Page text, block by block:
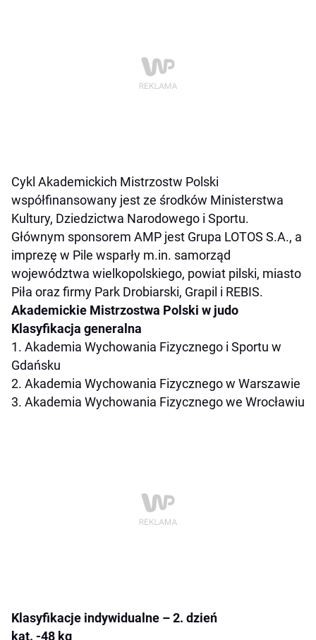
Cykl Akademickich Mistrzostw Polski
współfinansowany jest ze środków Ministerstwa
Kultury, Dziedzictwa Narodowego i Sportu.
Głównym sponsorem AMP jest Grupa LOTOS S.A., a
imprezę w Pile wsparły m.in. samorząd
województwa wielkopolskiego, powiat pilski, miasto
Piła oraz firmy Park Drobiarski, Grapil i REBIS.
Akademickie Mistrzostwa Polski w judo
Klasyfikacja generalna
1. Akademia Wychowania Fizycznego i Sportu w
Gdańsku
2. Akademia Wychowania Fizycznego w Warszawie
3. Akademia Wychowania Fizycznego we Wrocławiu
Klasyfikacje indywidualne – 2. dzień
kat. -48 kg